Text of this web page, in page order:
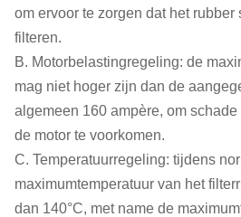
om ervoor te zorgen dat het rubber
filteren.
B. Motorbelastingregeling: de
mag niet hoger zijn dan de
algemeen 160 ampère, om
de motor te voorkomen.
C. Temperatuurregeling: tijdens
maximumtemperatuur van het
dan 140°C, met name de